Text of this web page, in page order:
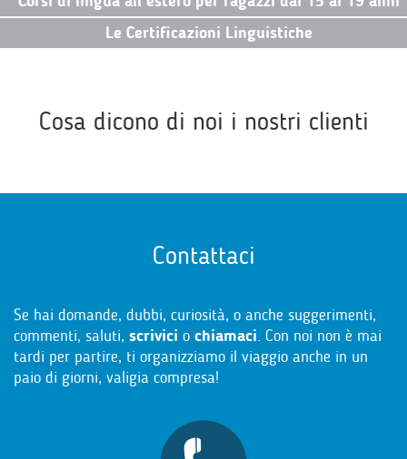
Le Certificazioni Linguistiche
Cosa dicono di noi i nostri clienti
Contattaci
Se hai domande, dubbi, curiosità, o anche suggerimenti,
commenti, saluti, scrivici o chiamaci. Con noi non è mai
tardi per partire, ti organizziamo il viaggio anche in un
paio di giorni, valigia compresa!